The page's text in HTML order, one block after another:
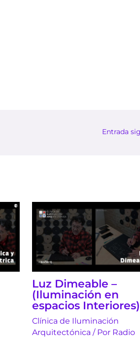
Entrada
Luz Dimeable –
(Iluminación en
espacios Interiores)
Clínica de Iluminación
Arquitectónica / Por Radio